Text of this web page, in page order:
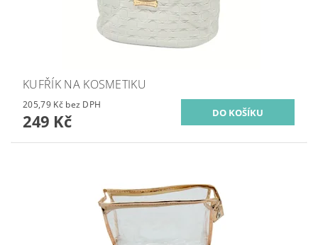
KUFŘÍK NA KOSMETIKU
205,79 Kč bez DPH
249 Kč